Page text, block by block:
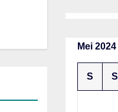
Mei 2024
S S